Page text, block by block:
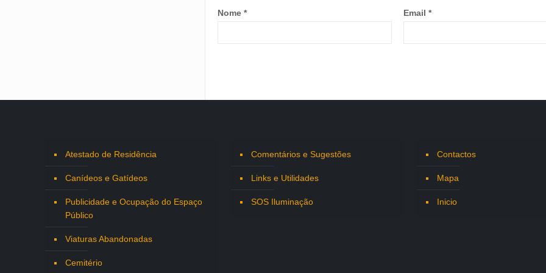
Nome * Email *
Atestado de Residência
Canídeos e Gatídeos
Publicidade e Ocupação do Espaço
Público
Viaturas Abandonadas
Cemitério
Comentários e Sugestões
Links e Utilidades
SOS Iluminação
Contactos
Mapa
Inicio